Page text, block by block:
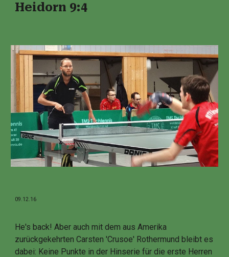
Heidorn 9:4
09.12.16
He's back! Aber auch mit dem aus Amerika
zurückgekehrten Carsten 'Crusoe' Rothermund bleibt es
dabei: Keine Punkte in der Hinserie für die erste Herren